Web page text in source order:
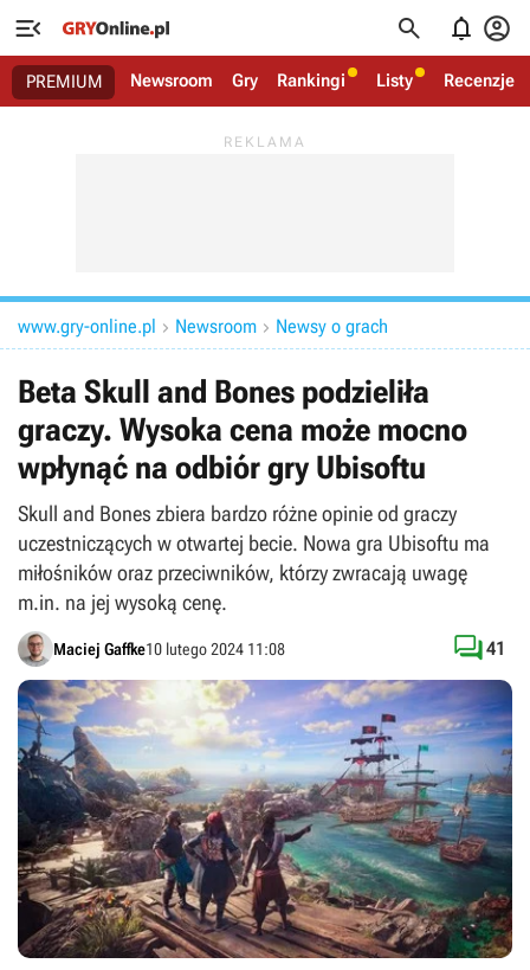
   
PREMIUM Newsroom Gry Rankingi Listy Recenzje
www.gry-online.pl  Newsroom  Newsy o grach
Beta Skull and Bones podzieliła
graczy. Wysoka cena może mocno
wpłynąć na odbiór gry Ubisoftu
Skull and Bones zbiera bardzo różne opinie od graczy
uczestniczących w otwartej becie. Nowa gra Ubisoftu ma
miłośników oraz przeciwników, którzy zwracają uwagę
m.in. na jej wysoką cenę.
Maciej Gaffke10 lutego 2024 11:08 41